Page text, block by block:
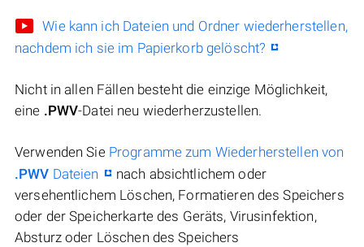
Wie kann ich Dateien und Ordner wiederherstellen,
nachdem ich sie im Papierkorb gelöscht?
Nicht in allen Fällen besteht die einzige Möglichkeit,
eine .PWV-Datei neu wiederherzustellen.
Verwenden Sie Programme zum Wiederherstellen von
.PWV Dateien
nach absichtlichem oder
versehentlichem Löschen, Formatieren des Speichers
oder der Speicherkarte des Geräts, Virusinfektion,
Absturz oder Löschen des Speichers